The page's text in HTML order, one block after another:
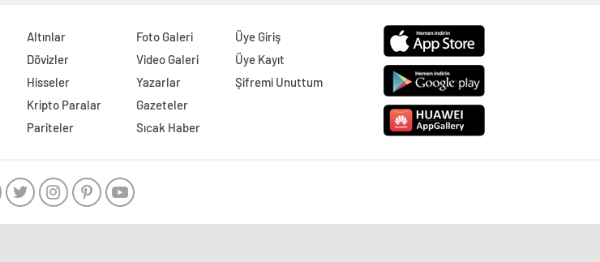
Altınlar
Dövizler
Hisseler
Kripto Paralar
Pariteler
Foto Galeri
Video Galeri
Yazarlar
Gazeteler
Sıcak Haber
Üye Giriş
Üye Kayıt
Şifremi Unuttum